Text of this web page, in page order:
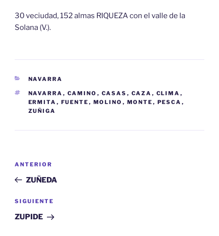
30 veciudad, 152 almas RIQUEZA con el valle de la
Solana (V.).
CATEGORÍAS
NAVARRA
ETIQUETAS
NAVARRA , CAMINO , CASAS , CAZA , CLIMA ,
ERMITA , FUENTE , MOLINO , MONTE , PESCA ,
ZUÑIGA
entradas
Entrada
anterior:
ANTERIOR
ZUÑEDA
Siguiente
entrada
SIGUIENTE
ZUPIDE